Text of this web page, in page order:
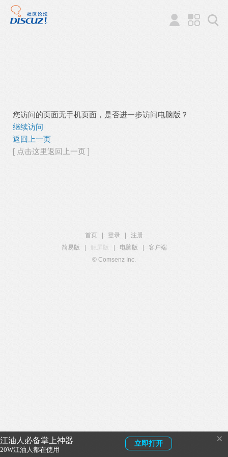
江油人必备掌上神器
20W江油人都在使用
立即打开 ×
您访问的页面无手机页面，是否进一步访问电脑版？
继续访问
返回上一页
[ 点击这里返回上一页 ]
首页 登录
注册
简易版
触屏版 电脑版
客户端
© Comsenz Inc.